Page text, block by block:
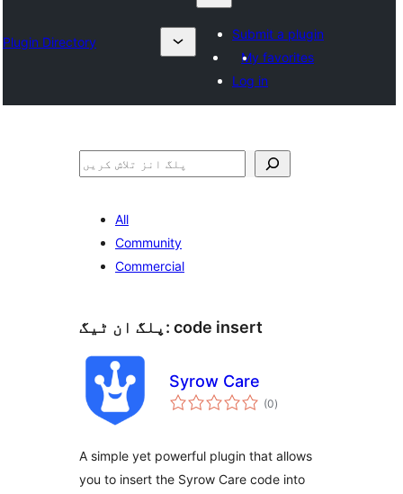
Plugin Directory
Submit a plugin
My favorites
Log in
تلاش
All
Community
Commercial
پلگ ان ٹیگ: code insert
Syrow Care
(0مجموعی
درجہ
)
A simple yet powerful plugin that allows
you to insert the Syrow Care code into